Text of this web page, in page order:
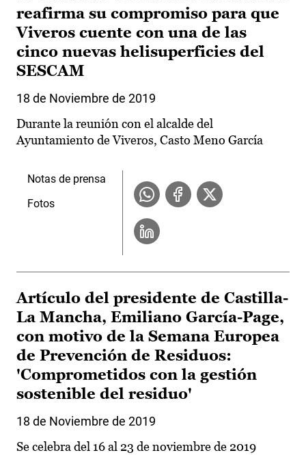
reafirma su compromiso para que
Viveros cuente con una de las
cinco nuevas helisuperficies del
SESCAM
18 de Noviembre de 2019
Durante la reunión con el alcalde del
Ayuntamiento de Viveros, Casto Meno García
Notas de prensa
Fotos
Artículo del presidente de Castilla-
La Mancha, Emiliano García-Page,
con motivo de la Semana Europea
de Prevención de Residuos:
'Comprometidos con la gestión
sostenible del residuo'
18 de Noviembre de 2019
Se celebra del 16 al 23 de noviembre de 2019